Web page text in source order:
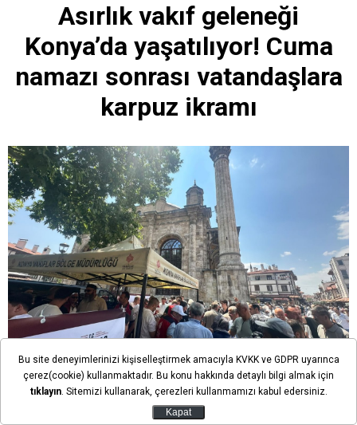
Asırlık vakıf geleneği
Konya’da yaşatılıyor! Cuma
namazı sonrası vatandaşlara
karpuz ikramı
Ekl. Tarihi: 07 Ağustos 2026 16:03
Bu site deneyimlerinizi kişiselleştirmek amacıyla KVKK ve GDPR uyarınca
çerez(cookie) kullanmaktadır. Bu konu hakkında detaylı bilgi almak için
tıklayın. Sitemizi kullanarak, çerezleri kullanmamızı kabul edersiniz.
Kapat